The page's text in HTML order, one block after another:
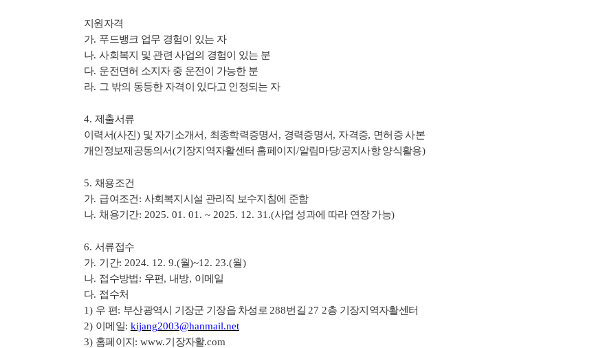
지원자격
가. 푸드뱅크 업무 경험이 있는 자
나.사회복지 및 관련 사업의 경험이 있는 분
다. 운전면허 소지자 중 운전이 가능한 분
라. 그 밖의 동등한 자격이 있다고 인정되는 자
4. 제출서류
이력서(사진 ) 및 자기소개서 , 최종학력증명서 , 경력증명서, 자격증, 면허증 사본
개인정보제공동의서(기장지역자활센터 홈페이지 /알림마당/공지사항 양식활용)
5. 채용조건
가. 급여조건 : 사회복지시설 관리직 보수지침에 준함
나. 채용기간: 2025. 01. 01. ~ 2025. 12. 31.(사업 성과에 따라 연장 가능)
6. 서류접수
가. 기간: 2024. 12. 9.(월)~12. 23.(월)
나. 접수방법: 우편, 내방, 이메일
다. 접수처
1) 우 편: 부산광역시 기장군 기장읍 차성로 288번길 27 2층 기장지역자활센터
2) 이메일: kijang2003@hanmail.net
3) 홈페이지 : www.기장자활.com